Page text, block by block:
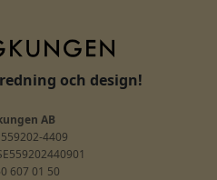
och design!
AB
4409
607 01 50